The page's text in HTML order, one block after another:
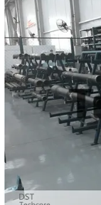
PLAN
DU
SITE
PRIVACY
POLICY